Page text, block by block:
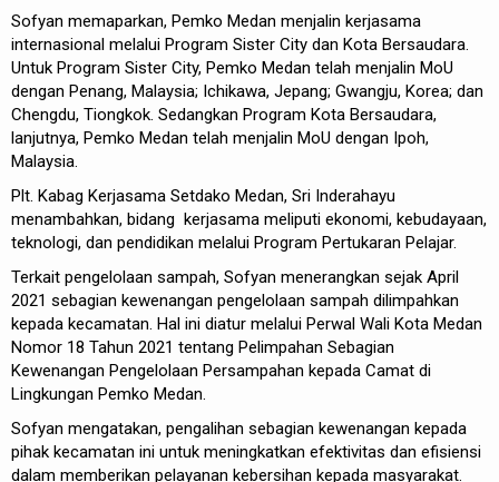
Sofyan memaparkan, Pemko Medan menjalin kerjasama
internasional melalui Program Sister City dan Kota Bersaudara.
Untuk Program Sister City, Pemko Medan telah menjalin MoU
dengan Penang, Malaysia; Ichikawa, Jepang; Gwangju, Korea; dan
Chengdu, Tiongkok. Sedangkan Program Kota Bersaudara,
lanjutnya, Pemko Medan telah menjalin MoU dengan Ipoh,
Malaysia.
Plt. Kabag Kerjasama Setdako Medan, Sri Inderahayu
menambahkan, bidang kerjasama meliputi ekonomi, kebudayaan,
teknologi, dan pendidikan melalui Program Pertukaran Pelajar.
Terkait pengelolaan sampah, Sofyan menerangkan sejak April
2021 sebagian kewenangan pengelolaan sampah dilimpahkan
kepada kecamatan. Hal ini diatur melalui Perwal Wali Kota Medan
Nomor 18 Tahun 2021 tentang Pelimpahan Sebagian
Kewenangan Pengelolaan Persampahan kepada Camat di
Lingkungan Pemko Medan.
Sofyan mengatakan, pengalihan sebagian kewenangan kepada
pihak kecamatan ini untuk meningkatkan efektivitas dan efisiensi
dalam memberikan pelayanan kebersihan kepada masyarakat.